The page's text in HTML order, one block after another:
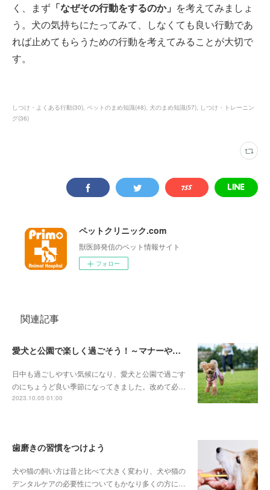
く、まず 「なぜその行動をするのか」 を考えてみましょ
う。犬の気持ちにたってみて、しなくても良い行動であ
れば止めてもらうための行動を考えてみることが大切で
す。
しつけ・よくある行動(30) ペットのまめ知識(48) 犬のまめ知識(57) しつけ・トレーニン
グ(36)
ペットクリニック.com
獣医師発信のペット情報サイト
フォロー
関連記事
愛犬と公園で楽しく過ごそう！～マナーやしつけを再確認～
日中も過ごしやすい気候になり、愛犬と公園で過ごす
のにちょうど良い季節になってきました。改めて必…
2023.10.05 01:00
歯磨きの習慣をつけよう
犬や猫の飼い方は昔と比べて大きく変わり、犬や猫の
デンタルケアの必要性についてもかなり多くの方に…